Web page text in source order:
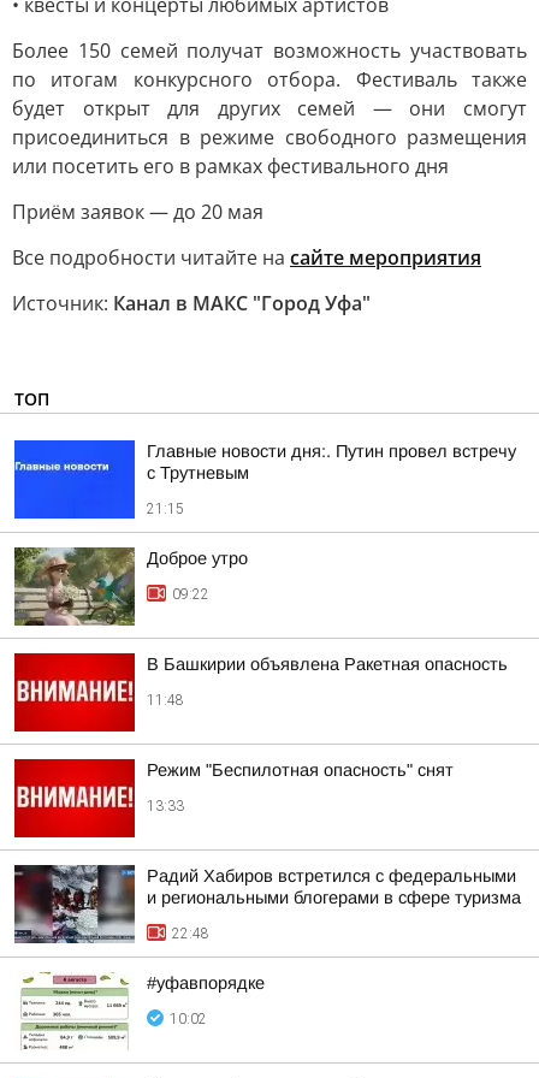
Более 150 семей получат возможность участвовать
по итогам конкурсного отбора. Фестиваль также
будет открыт для других семей — они смогут
присоединиться в режиме свободного размещения
или посетить его в рамках фестивального дня
Приём заявок — до 20 мая
Все подробности читайте на сайте мероприятия
Источник: Канал в МАКС "Город Уфа"
ТОП
Главные новости дня:. Путин провел встречу
с Трутневым
21:15
Доброе утро
09:22
В Башкирии объявлена Ракетная опасность
11:48
Режим "Беспилотная опасность" снят
13:33
Радий Хабиров встретился с федеральными
и региональными блогерами в сфере туризма
22:48
#уфавпорядке
10:02